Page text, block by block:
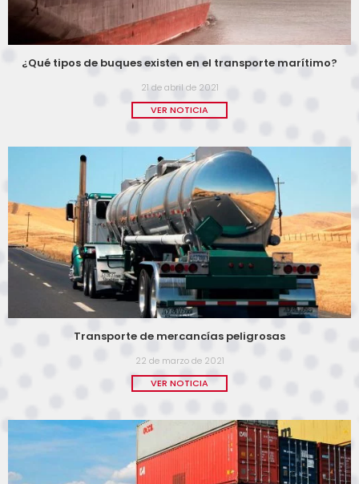
¿Qué tipos de buques existen en el transporte marítimo?
21 de abril de 2021
VER NOTICIA
Transporte de mercancías peligrosas
22 de marzo de 2021
VER NOTICIA